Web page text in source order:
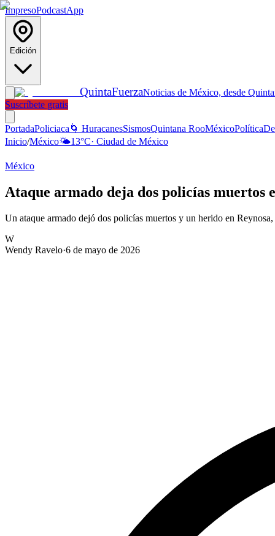
ImpresoPodcastApp
Edición
QuintaFuerzaNoticias de México, desde
Suscríbete gratis
PortadaPoliciaca 🌀 HuracanesSismosQuintana RooMéxicoPolítica
Inicio/México🌤️13°C· Ciudad de México
México
Ataque armado deja dos policías muertos
Un ataque armado dejó dos policías muertos y un herido en
W
Wendy Ravelo·6 de mayo de 2026